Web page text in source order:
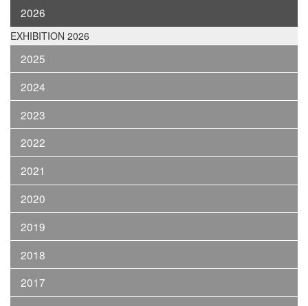
2026
EXHIBITION 2026
2025
2024
2023
2022
2021
2020
2019
2018
2017